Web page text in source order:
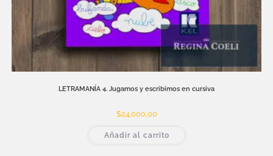
LETRAMANÍA 4. Jugamos y escribimos en cursiva
$24.000,00
Añadir al carrito